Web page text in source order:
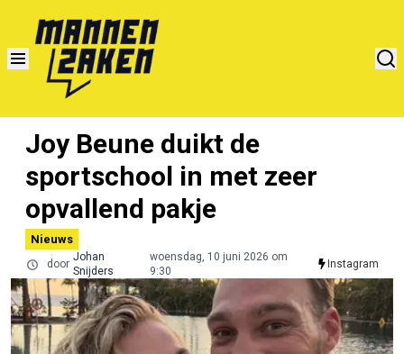
Joy Beune duikt de
sportschool in met zeer
opvallend pakje
Nieuws
door
Johan
Snijders
woensdag, 10 juni 2026 om
9:30
Instagram